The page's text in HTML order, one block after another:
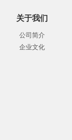
关于我们
公司简介
企业文化